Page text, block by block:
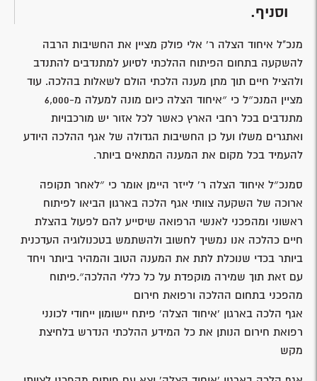
וסניף.
מנכ"ל איחוד הצלה ר' אלי פולק מציין את החשיבות הרבה
להשקעה בתחום הפיתוח ההלכתי לסיוע למתנדבים להתנדב
ולהציל חיים תוך מתן מענה הלכתי הולם לשאלות בהלכה. עוד
מציין המנכ״ל כי ״איחוד הצלה כיום מונה למעלה מ-6,000
מתנדבים בכל רחבי הארץ כאשר לכל אזור יש מורכבויות
ואתגרים משלו ועל כן החשיבות הגדולה של אגף ההלכה היודע
להעמיד בכל מקום את המענה המתאים ביותר.
סמנכ״ל איחוד הצלה ר' לייזר היימן אומר כי ״לאחר תקופה
ארוכה של השקעה צוותי אגף הלכה בארגון הביאו לפיתוח
ראשוני ומהפכני לאנשי הרפואה שיסייע להם לפעול בהצלת
חיים כהלכה אנו נמשיך לחשוב ולהשתמש בטכנולוגיה העדכנית
ביותר בכדי שנוכלת לתת את המענה הטוב והמהיר ביותר ויחד
עם זאת תוך שמירה מוקפדת על כל כללי ההלכה״.פיתוח
מהפכני בתחום ההלכה ורפואת חירום
אגף הלכה בארגון 'איחוד הצלה' פיתח יישומון ייחודי לכונני
רפואת חירום הנותן את כל המידע ההלכתי הנדרש בלחיצת
מקש